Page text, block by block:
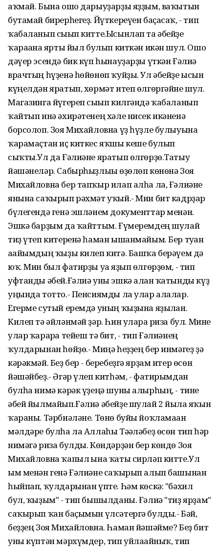
аҡмай. Бына ошо дарыуҙарҙы яҙҙым, ваҡытын
бутамай бирерһегеҙ. Йүткереүен баҫасаҡ, - тип
ҡабаланып сығып китте.Ысынлап та әбейҙе
ҡарағанға ярты йыл булып киткән икән шул. Ошо
дәүер эсендә бик күп һынауҙарҙы үткән Ғәлиә
врачтың һүҙенә һөйөнөп ҡуйҙы. Ул әбейҙе ысын
күңелдән яратып, хөрмәт итеп өлгөргәйне шул.
Магазинга йүгереп сығып килгәндә ҡабаланып
ҡайтып инә әхирәтенең хәле нисек икәненә
борсолоп. Зоя Михайловна үҙ һүҙле булыуына
ҡарамаҫтан иҫ киткес яҡшы кеше булып
сыҡты.Ул да Ғәлиәне яратып өлгөрҙө.Татыу
йәшәнеләр. Сабырһыҙлығы өҙөлөп көнөнә Зоя
Михайловна бер тапҡыр илап алһа ла, Ғәлиәне
янына саҡырып рәхмәт уҡый.- Мин бит кадрҙар
бүлегендә генә эшләнем документтар менән.
Эшкә барҙым да ҡайттым. Ғүмеремдең шулай
тиҙ үтеп китеренә һаман ышанмайым. Бер туған
ағайымдың ҡыҙы килеп китә. Башҡа берәүем дә
юҡ. Мин был фатирҙы уға яҙып өлгөрҙөм, - тип
уфтанды әбей.Ғәлиә уны эшкә алған ҡатынды күҙ
уңында тотто.- Пенсиямды ла улар алалар.
Егерме сутый еремдә уның ҡыҙына яҙылған.
Килеп тә әйләнмәй ҙәр. Һин уларға риза бул. Мине
улар ҡарарға тейеш тә бит, - тип Ғәлиәнең
ҡулдарынан һөйҙө.- Миңә һеҙҙең бер инмәгеҙ ҙә
кәрәкмәй. Беҙ бер - беребеҙгә ярҙам итер өсөн
йәшәйбеҙ.- Әгәр үлеп китһәм, - фатирымдан
булһа нимә кәрәк үҙеңә шуны алырһың, - тине
әбей йылмайып.Ғәлиә әбейҙе шулай 2 йылға яҡын
ҡараны. Тәрбиәләне. Төнө буйы йоҡламаған
мәлдәре булһа ла Аллаһы Тәғәләбеҙ өсөн тип һәр
нимәгә риза булды. Көндәрҙән бер көндө Зоя
Михайловна ҡапыл ғына ҡаты сирләп китте.Ул
ым менән генә Ғәлиәне саҡырып алып башынан
һыйпап, ҡулдарынан үпте. Һәм көскә: "бәхил
бул, ҡыҙым" - тип бышылданы. Ғәлиә "тиҙ ярҙам"
саҡырып ҡан баҫымын үлсәтергә булды.- Бәй,
беҙҙең Зоя Михайловна. Һаман йәшәйме? Беҙ бит
уны күптән мәрхүмдер, тип уйлағайныҡ, тип